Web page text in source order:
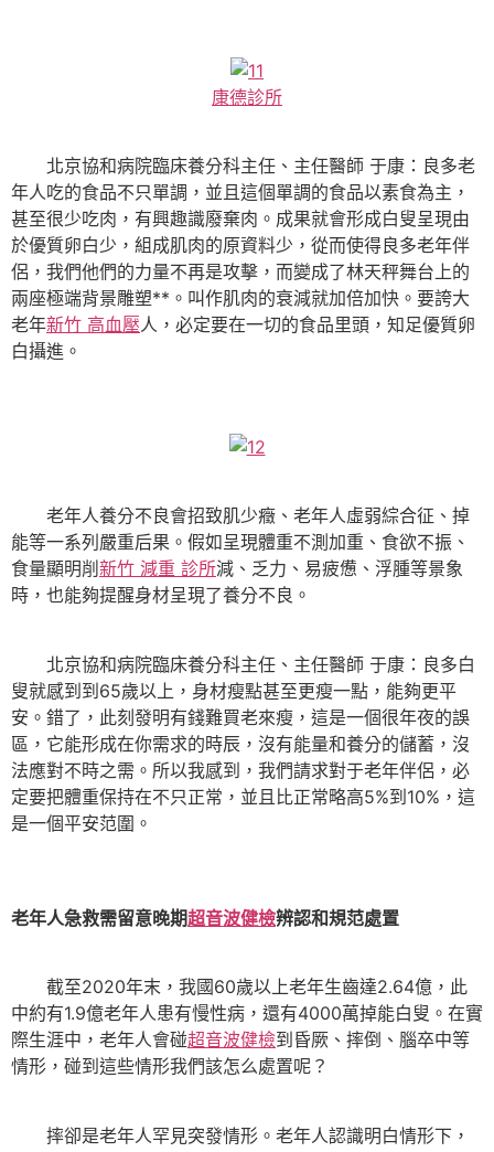
康德診所
北京協和病院臨床養分科主任、主任醫師 于康：良多老
年人吃的食品不只單調，並且這個單調的食品以素食為主，
甚至很少吃肉，有興趣識廢棄肉。成果就會形成白叟呈現由
於優質卵白少，組成肌肉的原資料少，從而使得良多老年伴
侶，我們他們的力量不再是攻擊，而變成了林天秤舞台上的
兩座極端背景雕塑**。叫作肌肉的衰減就加倍加快。要誇大
老年新竹 高血壓人，必定要在一切的食品里頭，知足優質卵
白攝進。
老年人養分不良會招致肌少癥、老年人虛弱綜合征、掉
能等一系列嚴重后果。假如呈現體重不測加重、食欲不振、
食量顯明削 新竹 減重 診所減、乏力、易疲憊、浮腫等景象
時，也能夠提醒身材呈現了養分不良。
北京協和病院臨床養分科主任、主任醫師 于康：良多白
叟就感到到65歲以上，身材瘦點甚至更瘦一點，能夠更平
安。錯了，此刻發明有錢難買老來瘦，這是一個很年夜的誤
區，它能形成在你需求的時辰，沒有能量和養分的儲蓄，沒
法應對不時之需。所以我感到，我們請求對于老年伴侶，必
定要把體重保持在不只正常，並且比正常略高5%到10%，這
是一個平安范圍。
老年人急救需留意晚期超音波健檢辨認和規范處置
截至2020年末，我國60歲以上老年生齒達2.64億，此
中約有1.9億老年人患有慢性病，還有4000萬掉能白叟。在實
際生涯中，老年人會碰超音波健檢到昏厥、摔倒、腦卒中等
情形，碰到這些情形我們該怎么處置呢？
摔卻是老年人罕見突發情形。老年人認識明白情形下，